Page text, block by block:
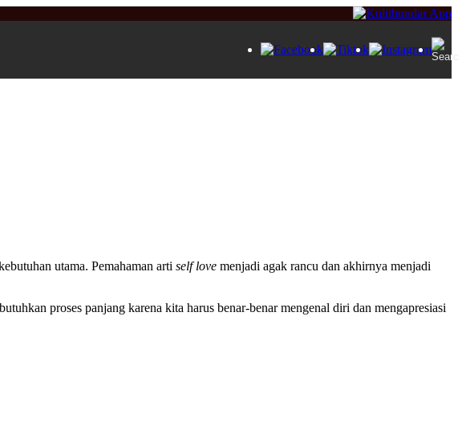
utama. Pemahaman arti self love menjadi agak rancu dan akhirnya menjadi
proses panjang karena kita harus benar-benar mengenal diri dan mengapresiasi